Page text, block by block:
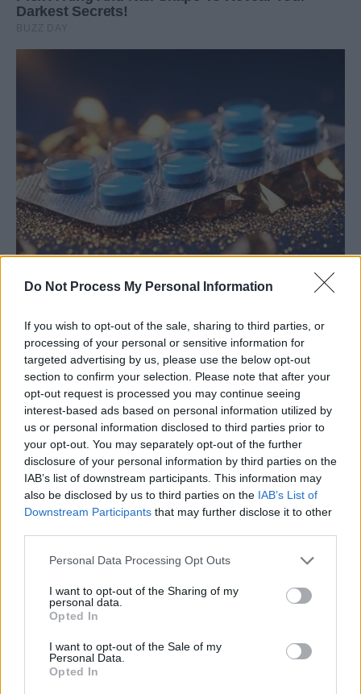
Do Not Process My Personal Information
If you wish to opt-out of the sale, sharing to third parties, or
processing of your personal or sensitive information for
targeted advertising by us, please use the below opt-out
section to confirm your selection. Please note that after your
opt-out request is processed you may continue seeing
interest-based ads based on personal information utilized by
us or personal information disclosed to third parties prior to
your opt-out. You may separately opt-out of the further
disclosure of your personal information by third parties on the
IAB’s list of downstream participants. This information may
also be disclosed by us to third parties on the IAB’s List of
Downstream Participants that may further disclose it to other
Personal Data Processing Opt Outs
I want to opt-out of the Sharing of my
personal data.
Opted In
I want to opt-out of the Sale of my
Personal Data.
Opted In